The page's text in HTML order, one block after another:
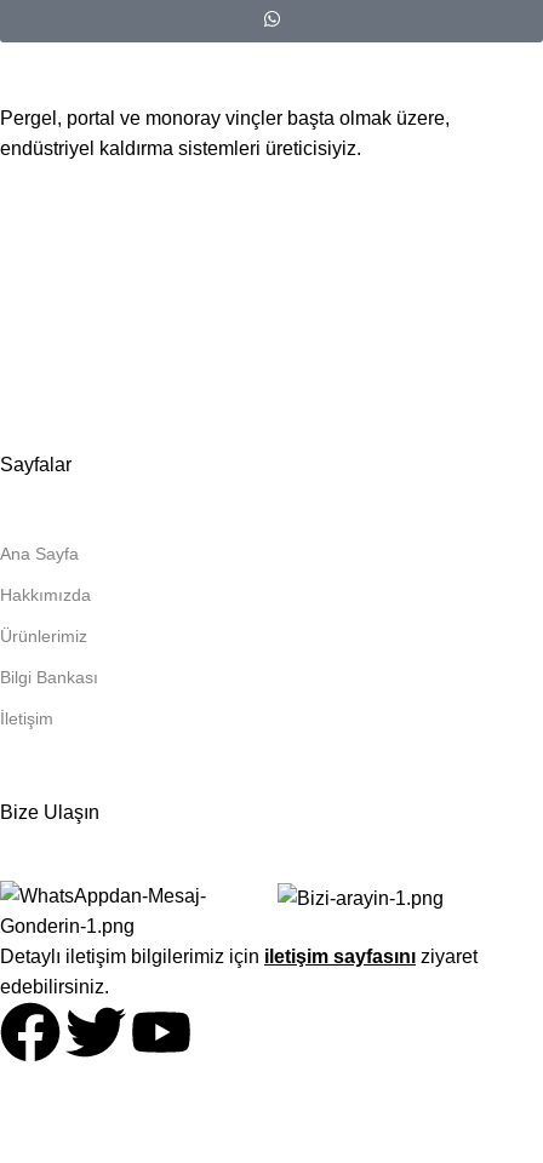
Pergel, portal ve monoray vinçler başta olmak üzere,
endüstriyel kaldırma sistemleri üreticisiyiz.
Sayfalar
Ana Sayfa
Hakkımızda
Ürünlerimiz
Bilgi Bankası
İletişim
Bize Ulaşın
Detaylı iletişim bilgilerimiz için iletişim sayfasını ziyaret
edebilirsiniz.